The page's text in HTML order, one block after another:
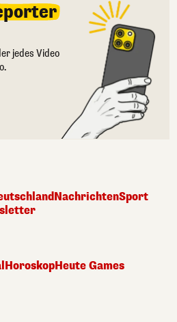
jedes Video
NachrichtenSport
HoroskopHeute Games